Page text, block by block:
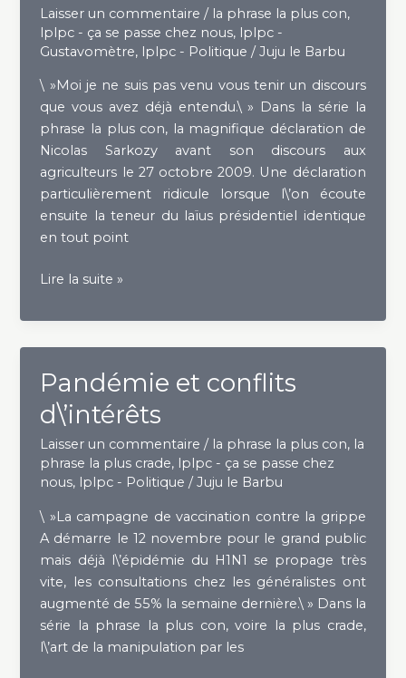
Laisser un commentaire / la phrase la plus con,
lplpc - ça se passe chez nous, lplpc -
Gustavomètre, lplpc - Politique /Juju le Barbu
\ »Moi je ne suis pas venu vous tenir un discours
que vous avez déjà entendu.\ » Dans la série la
phrase la plus con, la magnifique déclaration de
Nicolas Sarkozy avant son discours aux
agriculteurs le 27 octobre 2009. Une déclaration
particulièrement ridicule lorsque l\’on écoute
ensuite la teneur du laïus présidentiel identique
en tout point
Petite
avec
l\’Ami
–
02
Lire la suite »
Pandémie et conflits
d\’intérêts
Laisser un commentaire / la phrase la plus con, la
phrase la plus crade, lplpc - ça se passe chez
nous, lplpc - Politique /Juju le Barbu
\ »La campagne de vaccination contre la grippe
A démarre le 12 novembre pour le grand public
mais déjà l\’épidémie du H1N1 se propage très
vite, les consultations chez les généralistes ont
augmenté de 55% la semaine dernière.\ » Dans la
série la phrase la plus con, voire la plus crade,
l\’art de la manipulation par les